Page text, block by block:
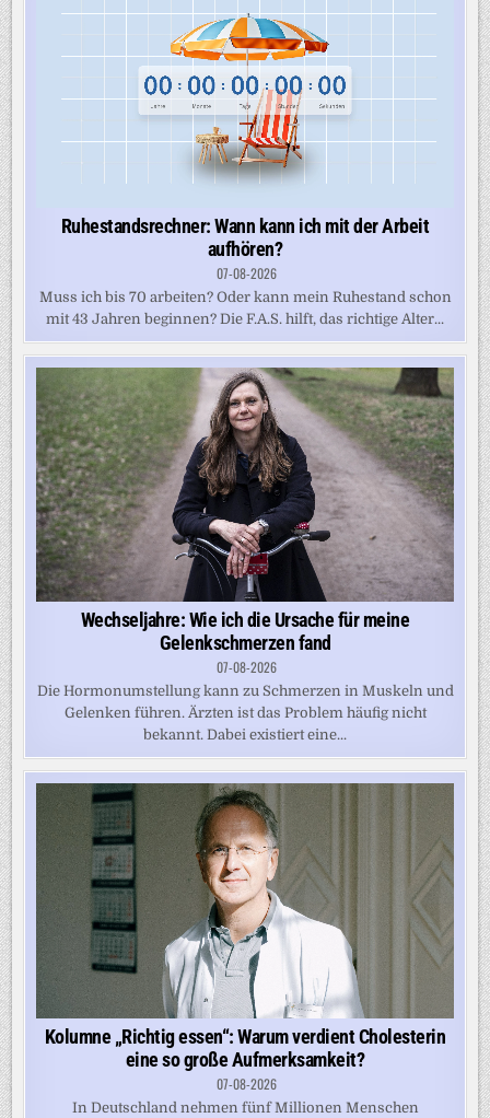
Ruhestandsrechner: Wann kann ich mit der Arbeit
aufhören?
07-08-2026
Muss ich bis 70 arbeiten? Oder kann mein Ruhestand schon
mit 43 Jahren beginnen? Die F.A.S. hilft, das richtige Alter...
Wechseljahre: Wie ich die Ursache für meine
Gelenkschmerzen fand
07-08-2026
Die Hormonumstellung kann zu Schmerzen in Muskeln und
Gelenken führen. Ärzten ist das Problem häufig nicht
bekannt. Dabei existiert eine...
Kolumne „Richtig essen“: Warum verdient Cholesterin
eine so große Aufmerksamkeit?
07-08-2026
In Deutschland nehmen fünf Millionen Menschen